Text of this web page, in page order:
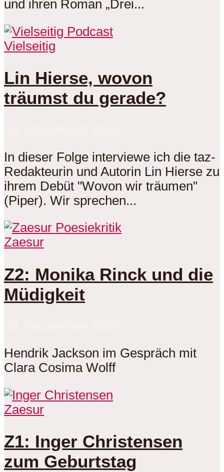
und ihren Roman „Drei...
Vielseitig
Lin Hierse, wovon
träumst du gerade?
In dieser Folge interviewe ich die taz-
Redakteurin und Autorin Lin Hierse zu
ihrem Debüt "Wovon wir träumen"
(Piper). Wir sprechen...
Zaesur
Z2: Monika Rinck und die
Müdigkeit
Hendrik Jackson im Gespräch mit
Clara Cosima Wolff
Zaesur
Z1: Inger Christensen
zum Geburtstag